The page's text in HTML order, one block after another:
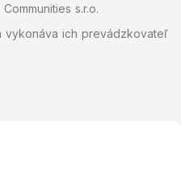
s.r.o.
vykonáva ich prevádzkovateľ